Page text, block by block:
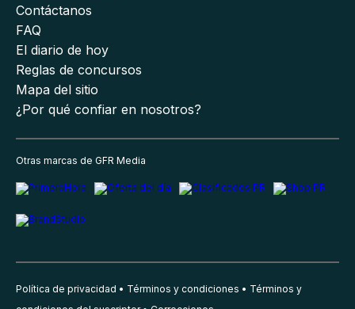
Contáctanos
FAQ
El diario de hoy
Reglas de concursos
Mapa del sitio
¿Por qué confiar en nosotros?
Otras marcas de GFR Media
Política de privacidad Términos y condiciones
Términos y